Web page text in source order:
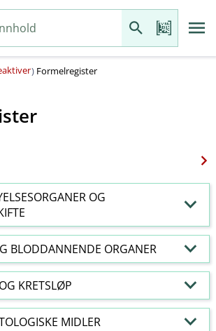
) Formelregister
OG
BLODDANNENDE ORGANER
KRETSLØP
MIDLER